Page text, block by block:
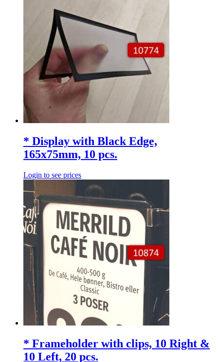
* Display with Black Edge,
165x75mm, 10 pcs.
Login to see prices
* Frameholder with clips, 10 Right &
10 Left, 20 pcs.